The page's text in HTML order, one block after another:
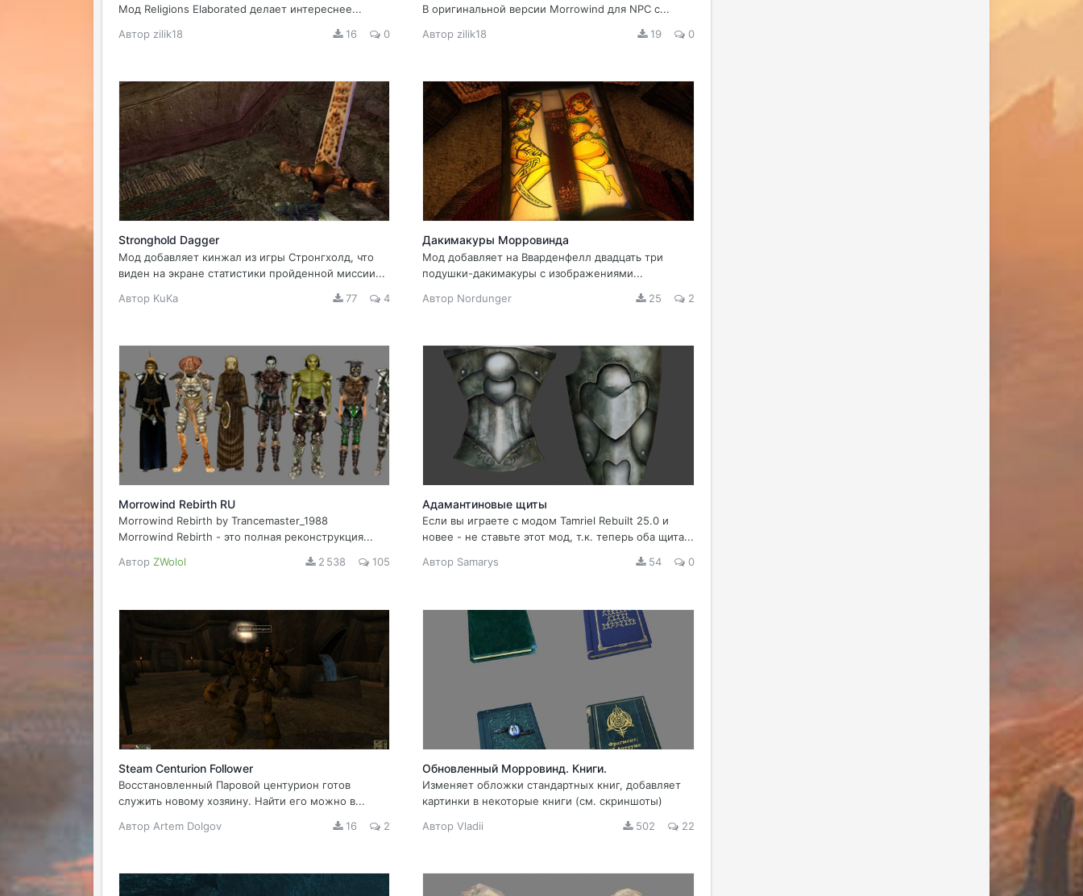
Мод Religions Elaborated делает интереснее...
Автор zilik18 16 0
В оригинальной версии Morrowind для NPC с...
Автор zilik18 19 0
Stronghold Dagger
Мод добавляет кинжал из игры Стронгхолд, что
виден на экране статистики пройденной миссии...
Автор KuKa 77 4
Дакимакуры Морровинда
Мод добавляет на Вварденфелл двадцать три
подушки-дакимакуры с изображениями...
Автор Nordunger 25 2
Morrowind Rebirth RU
Morrowind Rebirth by Trancemaster_1988
Morrowind Rebirth - это полная реконструкция...
Автор ZWolol 2 538 105
Адамантиновые щиты
Если вы играете с модом Tamriel Rebuilt 25.0 и
новее - не ставьте этот мод, т.к. теперь оба щита...
Автор Samarys 54 0
Steam Centurion Follower
Восстановленный Паровой центурион готов
служить новому хозяину. Найти его можно в...
Автор Artem Dolgov 16 2
Обновленный Морровинд. Книги.
Изменяет обложки стандартных книг, добавляет
картинки в некоторые книги (см. скриншоты)
АвторVladii 502 22